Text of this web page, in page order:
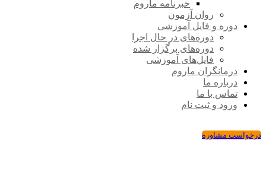
خبرنامه ماروم
روان آزمون
دوره و فایل آموزشی
دوره‌های در حال اجرا
دوره‌های برگزار شده
فایل‌های آموزشی
درمانگران ماروم
درباره ما
تماس با ما
ورود و ثبت نام
درخواست مشاوره